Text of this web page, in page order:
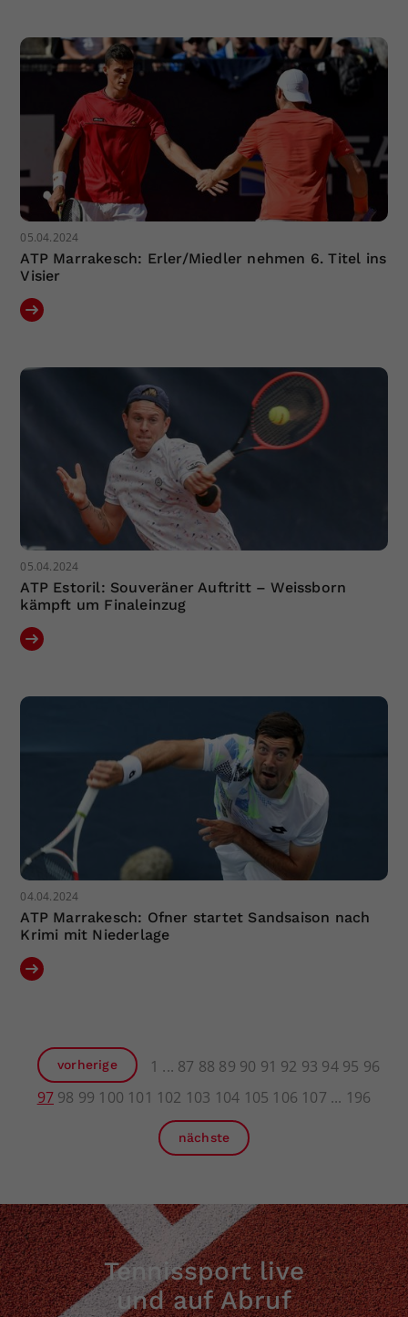
05.04.2024
ATP Marrakesch: Erler/Miedler nehmen 6. Titel ins
Visier
05.04.2024
ATP Estoril: Souveräner Auftritt – Weissborn
kämpft um Finaleinzug
04.04.2024
ATP Marrakesch: Ofner startet Sandsaison nach
Krimi mit Niederlage
vorherige 1 87 88 89 90 91 92 93 94 95 96
97 98 99 100 101 102 103 104 105 106 107 196
nächste
Tennissport live
und auf Abruf